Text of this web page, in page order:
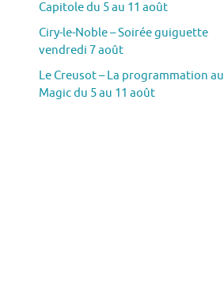
Capitole du 5 au 11 août
Ciry-le-Noble – Soirée guiguette
vendredi 7 août
Le Creusot – La programmation au
Magic du 5 au 11 août